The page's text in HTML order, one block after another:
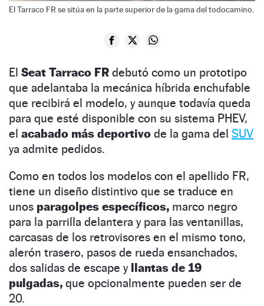
El Tarraco FR se sitúa en la parte superior de la gama del todocamino.
El Seat Tarraco FR debutó como un prototipo
que adelantaba la mecánica híbrida enchufable
que recibirá el modelo, y aunque todavía queda
para que esté disponible con su sistema PHEV,
el acabado más deportivo de la gama del SUV
ya admite pedidos.
Como en todos los modelos con el apellido FR,
tiene un diseño distintivo que se traduce en
unos paragolpes específicos, marco negro
para la parrilla delantera y para las ventanillas,
carcasas de los retrovisores en el mismo tono,
alerón trasero, pasos de rueda ensanchados,
dos salidas de escape y llantas de 19
pulgadas, que opcionalmente pueden ser de
20.